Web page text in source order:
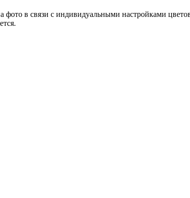
в связи с индивидуальными настройками